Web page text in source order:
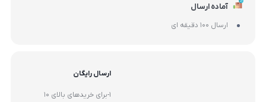
آماده ارسال
ارسال 100 دقیقه ای
ارسال رایگان
1-برای خریدهای بالای 10